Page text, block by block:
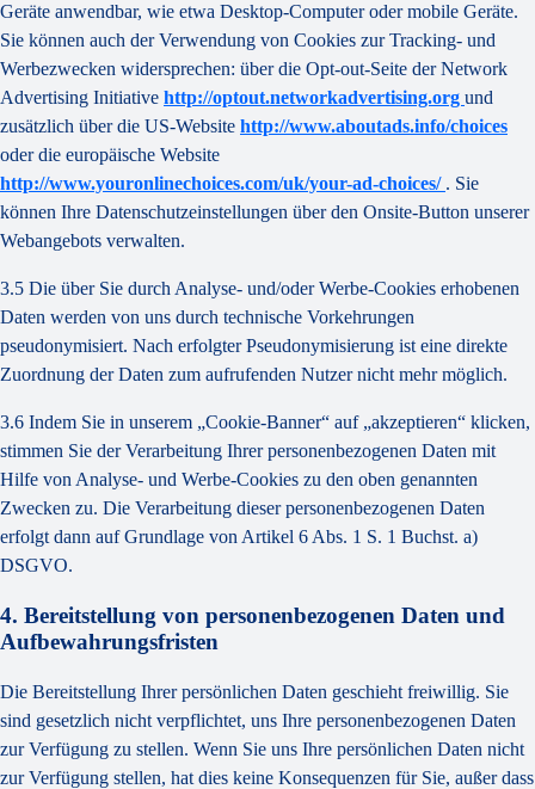
Geräte anwendbar, wie etwa Desktop-Computer oder mobile Geräte.
Sie können auch der Verwendung von Cookies zur Tracking- und
Werbezwecken widersprechen: über die Opt-out-Seite der Network
Advertising Initiative http://optout.networkadvertising.org und
zusätzlich über die US-Website http://www.aboutads.info/choices
oder die europäische Website
http://www.youronlinechoices.com/uk/your-ad-choices/ . Sie
können Ihre Datenschutzeinstellungen über den Onsite-Button unserer
Webangebots verwalten.
3.5 Die über Sie durch Analyse- und/oder Werbe-Cookies erhobenen
Daten werden von uns durch technische Vorkehrungen
pseudonymisiert. Nach erfolgter Pseudonymisierung ist eine direkte
Zuordnung der Daten zum aufrufenden Nutzer nicht mehr möglich.
3.6 Indem Sie in unserem „Cookie-Banner“ auf „akzeptieren“ klicken,
stimmen Sie der Verarbeitung Ihrer personenbezogenen Daten mit
Hilfe von Analyse- und Werbe-Cookies zu den oben genannten
Zwecken zu. Die Verarbeitung dieser personenbezogenen Daten
erfolgt dann auf Grundlage von Artikel 6 Abs. 1 S. 1 Buchst. a)
DSGVO.
4. Bereitstellung von personenbezogenen Daten und
Aufbewahrungsfristen
Die Bereitstellung Ihrer persönlichen Daten geschieht freiwillig. Sie
sind gesetzlich nicht verpflichtet, uns Ihre personenbezogenen Daten
zur Verfügung zu stellen. Wenn Sie uns Ihre persönlichen Daten nicht
zur Verfügung stellen, hat dies keine Konsequenzen für Sie, außer dass